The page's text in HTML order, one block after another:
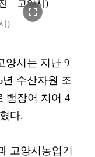
fullscreen
)
양시는 지난 9
년 수산자원 조
뱀장어 치어 4
다.
고양시농업기